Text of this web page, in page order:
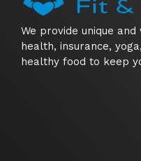
We provide unique
health, insurance,
healthy food to keep